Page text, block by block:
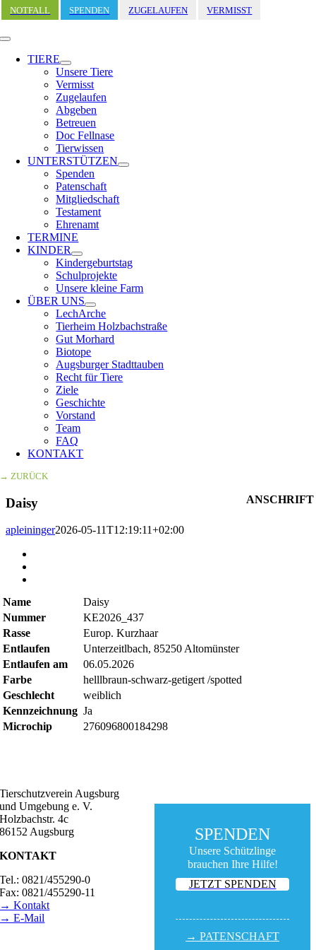
Zum
Inhalt
springen
NOTFALL SPENDEN ZUGELAUFEN VERMISST
Toggle
Navigation
TIERE
Unsere Tiere
Vermisst
Zugelaufen
Abgeben
Betreuen
Doc Fellnase
Tierwissen
UNTERSTÜTZEN
Spenden
Patenschaft
Mitgliedschaft
Testament
Ehrenamt
TERMINE
KINDER
Kindergeburtstag
Schulprojekte
Unsere kleine Farm
ÜBER UNS
LechArche
Tierheim Holzbachstraße
Gut Morhard
Biotope
Augsburger Stadttauben
Recht für Tiere
Ziele
Geschichte
Vorstand
Team
FAQ
KONTAKT
→ ZURÜCK
Daisy
apleininger2026-05-11T12:19:11+02:00
Name
Daisy
Nummer
KE2026_437
Rasse
Europ. Kurzhaar
Entlaufen
Unterzeitlbach, 85250 Altomünster
Entlaufen am
06.05.2026
Farbe
helllbraun-schwarz-getigert /spotted
Geschlecht
weiblich
Kennzeichnung Ja
Microchip
276096800184298
SPENDEN
Unsere Schützlinge
brauchen Ihre Hilfe!
JETZT SPENDEN
→ PATEN­SCHAFT
ANSCHRIFT
Tierschutzverein Augsburg
und Umgebung e. V.
Holzbachstr. 4c
86152 Augsburg
KONTAKT
Tel.: 0821/455290-0
Fax: 0821/455290-11
→ Kontakt
→ E-Mail